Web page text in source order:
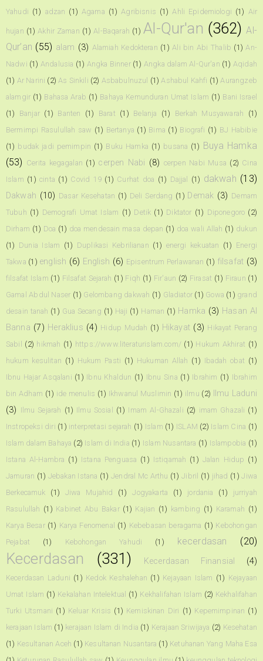
Yahudi (1) adzan (1) Agama (1) Agribisnis (1) Ahli Epidemiologi (1) Air
hujan (1) Akhir Zaman (1) Al-Baqarah (1) Al-Qur'an (362) Al-
Qur’an (55) alam (3) Alamiah Kedokteran (1) Ali bin Abi Thalib (1) An-
Nadwi (1) Andalusia (1) Angka Binner (1) Angka dalam Al-Qur'an (1) Aqidah
(1) Ar Narini (2) As Sinkili (2) Asbabulnuzul (1) Ashabul Kahfi (1) Aurangzeb
alamgir (1) Bahasa Arab (1) Bahaya Kemunduran Umat Islam (1) Bani Israel
(1)
Banjar (1) Banten (1) Barat (1) Belanja (1) Berkah Musyawarah
(1)
Bermimpi Rasulullah saw (1) Bertanya (1) Bima (1) Biografi (1) BJ Habibie
(1) budak jadi pemimpin (1) Buku Hamka (1) busana (1) Buya Hamka
(53) Cerita kegagalan (1) cerpen Nabi (8) cerpen Nabi Musa (2) Cina
Islam (1) cinta (1) Covid 19 (1) Curhat doa (1) Dajjal (1) dakwah (13)
Dakwah (10) Dasar Kesehatan (1) Deli Serdang (1) Demak (3) Demam
Tubuh (1) Demografi Umat Islam (1) Detik (1) Diktator (1) Diponegoro (2)
Dirham (1) Doa (1) doa mendesain masa depan (1) doa wali Allah (1) dukun
(1) Dunia Islam (1) Duplikasi Kebrilianan (1) energi kekuatan (1) Energi
Takwa (1) english (6) English (6) Episentrum Perlawanan (1) filsafat (3)
filsafat Islam (1) Filsafat Sejarah (1) Fiqh (1) Fir'aun (2) Firasat (1) Firaun (1)
Gamal Abdul Naser (1) Gelombang dakwah (1) Gladiator (1) Gowa (1) grand
desain tanah (1) Gua Secang (1) Haji (1) Haman (1) Hamka (3) Hasan Al
Banna (7) Heraklius (4) Hidup Mudah (1) Hikayat (3) Hikayat Perang
Sabil
(2) hikmah (1) https://www.literaturislam.com/ (1) Hukum Akhirat (1)
hukum kesulitan (1) Hukum Pasti (1) Hukuman Allah (1) Ibadah obat (1)
Ibnu Hajar Asqalani (1) Ibnu Khaldun (1) Ibnu Sina (1) Ibrahim (1) Ibrahim
bin Adham (1) ide menulis (1) Ikhwanul Muslimin (1) ilmu (2)
Ilmu Laduni
(3) Ilmu Sejarah (1) Ilmu Sosial (1) Imam Al-Ghazali (2) imam Ghazali (1)
Instropeksi diri (1) interpretasi sejarah (1) Islam (1) ISLAM (2) Islam Cina (1)
Islam dalam Bahaya (2) Islam di India (1) Islam Nusantara (1) Islampobia (1)
Istana Al-Hambra (1) Istana Penguasa (1) Istiqamah (1) Jalan Hidup (1)
Jamuran (1) Jebakan Istana (1) Jendral Mc Arthu (1) Jibril (1) jihad (1) Jiwa
Berkecamuk
(1) Jiwa Mujahid (1) Jogyakarta (1) jordania (1)
jurriyah
Rasulullah (1) Kabinet Abu Bakar (1) Kajian (1) kambing (1) Karamah (1)
Karya Besar (1) Karya Fenomenal (1) Kebebasan beragama (1) Kebohongan
Pejabat
(1) Kebohongan Yahudi (1) kecerdasan (20)
Kecerdasan (331) Kecerdasan Finansial (4)
Kecerdasan Laduni (1) Kedok Keshalehan (1) Kejayaan Islam (1) Kejayaan
Umat Islam (1) Kekalahan Intelektual (1) Kekhalifahan Islam (2) Kekhalifahan
Turki Utsmani (1) Keluar Krisis (1) Kemiskinan Diri (1) Kepemimpinan (1)
kerajaan Islam (1) kerajaan Islam di India (1) Kerajaan Sriwijaya (2) Kesehatan
(1) Kesultanan Aceh (1) Kesultanan Nusantara (1) Ketuhanan Yang Maha Esa